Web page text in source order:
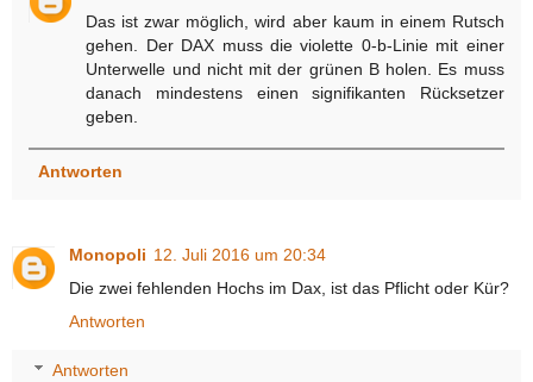
Das ist zwar möglich, wird aber kaum in einem Rutsch
gehen. Der DAX muss die violette 0-b-Linie mit einer
Unterwelle und nicht mit der grünen B holen. Es muss
danach mindestens einen signifikanten Rücksetzer
geben.
Antworten
Monopoli 12. Juli 2016 um 20:34
Die zwei fehlenden Hochs im Dax, ist das Pflicht oder Kür?
Antworten
Antworten